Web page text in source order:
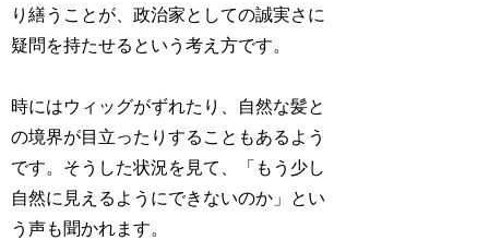
り繕うことが、政治家としての誠実さに
疑問を持たせるという考え方です。
時にはウィッグがずれたり、自然な髪と
の境界が目立ったりすることもあるよう
です。そうした状況を見て、「もう少し
自然に見えるようにできないのか」とい
う声も聞かれます。